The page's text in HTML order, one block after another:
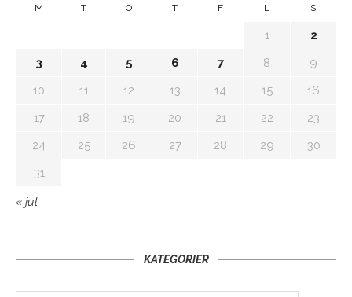
M T O T F L S
1
2
3
4 5 6 7 8
9
10
11 12 13 14 15
16
17
18 19 20 21 22
23
24
25 26 27 28 29
30
31
« jul
KATEGORIER